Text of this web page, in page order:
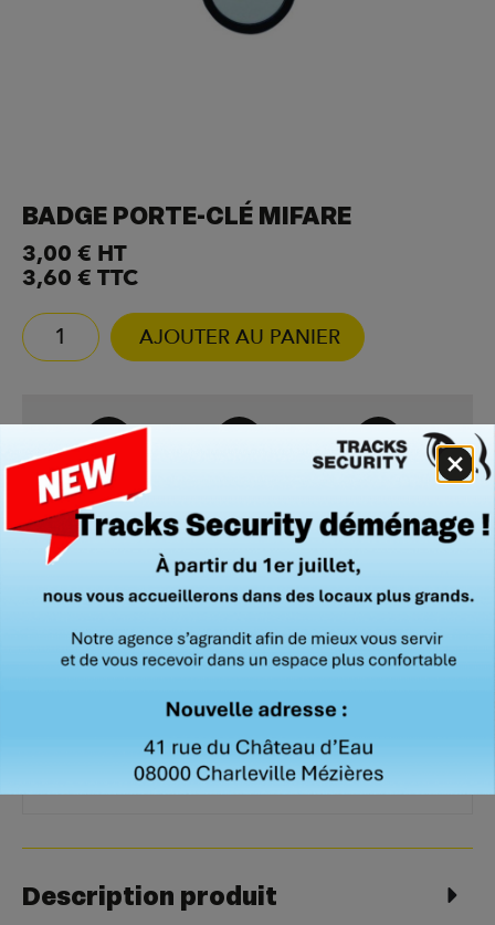
BADGE PORTE-CLÉ MIFARE
3,00 € HT
3,60 € TTC
AJOUTER AU PANIER
Paiement en
ligne
Tout en
sécurité
Livraison
offerte
Délais sous 24h à
Expédition
rapide
Caractéristiques techniques
1356 MHz
Description produit